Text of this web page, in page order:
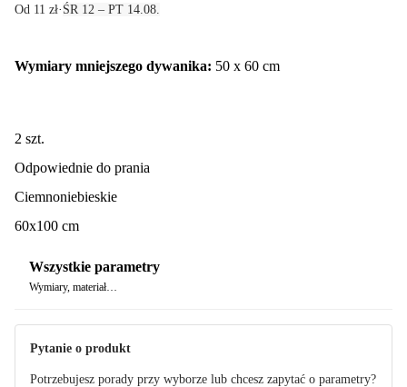
Od 11 zł· ŚR 12 – PT 14.08.
Wymiary mniejszego dywanika: 50 x 60 cm
2 szt.
Odpowiednie do prania
Ciemnoniebieskie
60x100 cm
Wszystkie parametry
Wymiary, materiał…
Pytanie o produkt
Potrzebujesz porady przy wyborze lub chcesz zapytać o parametry?